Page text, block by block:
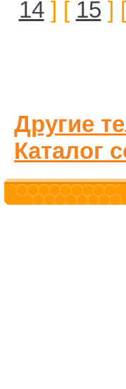
14] [ 15 ] [
Другие
Каталог